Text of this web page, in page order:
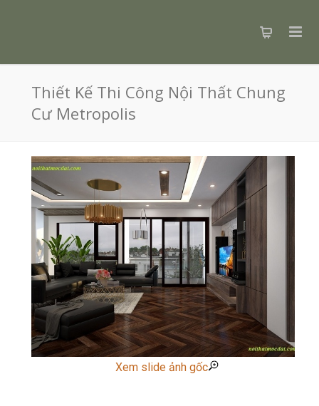
Thiết Kế Thi Công Nội Thất Chung
Cư Metropolis
Xem slide ảnh gốc